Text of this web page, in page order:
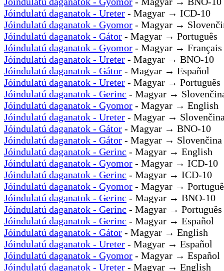
Jóindulatú daganatok - Ureter - Magyar → ICD-10
Jóindulatú daganatok - Gyomor - Magyar →
Jóindulatú daganatok - Gátor - Magyar → Português
Jóindulatú daganatok - Gyomor - Magyar → Français
Jóindulatú daganatok - Ureter - Magyar → BNO-10
Jóindulatú daganatok - Gátor - Magyar → Español
Jóindulatú daganatok - Ureter - Magyar → Português
Jóindulatú daganatok - Gerinc - Magyar →
Jóindulatú daganatok - Gyomor - Magyar → English
Jóindulatú daganatok - Ureter - Magyar → Slovenčina
Jóindulatú daganatok - Gátor - Magyar → BNO-10
Jóindulatú daganatok - Gátor - Magyar → Slovenčina
Jóindulatú daganatok - Gerinc - Magyar → English
Jóindulatú daganatok - Gyomor - Magyar → ICD-10
Jóindulatú daganatok - Gerinc - Magyar → ICD-10
Jóindulatú daganatok - Gyomor - Magyar →
Jóindulatú daganatok - Gerinc - Magyar → BNO-10
Jóindulatú daganatok - Gerinc - Magyar → Português
Jóindulatú daganatok - Gerinc - Magyar → Español
Jóindulatú daganatok - Gátor - Magyar → English
Jóindulatú daganatok - Ureter - Magyar → Español
Jóindulatú daganatok - Gyomor - Magyar → Español
Jóindulatú daganatok - Ureter - Magyar → English